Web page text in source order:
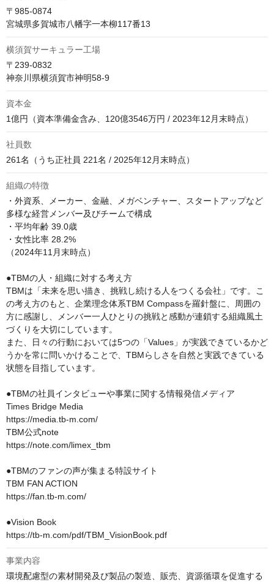
〒985-0874
宮城県多賀城市八幡字一本柳117番13
横須賀サーキュラー工場
〒239-0832
神奈川県横須賀市神明58-9
資本金
1億円（資本準備金含み、120億3546万円 / 2023年12月末時点）
社員数
261名（うち正社員 221名 / 2025年12月末時点）
組織の特徴
・外資系、メーカー、金融、メガベンチャー、スタートアップなど
多様な経営メンバー及びチームで構成
・平均年齢 39.0歳
・女性比率 28.2%
（2024年11月末時点）
●TBMの人・組織に対する考え方
TBMは「未来を思い描き、挑戦し続ける人をつくる会社」です。こ
の考え方のもと、企業理念体系TBM Compassを羅針盤に、周囲の
方に感謝し、メンバー一人ひとりの挑戦と感動が連鎖する組織風土
づくりを大切にしています。
また、日々の行動においては5つの「Values」が実践できているかど
うかを常に問いかけることで、TBMらしさを自然と実践できている
状態を目指しています。
●TBMの社員インタビューや事業に関する情報発信メディア
Times Bridge Media
https://media.tb-m.com/
TBM公式note
https://note.com/limex_tbm
●TBMのファンの声が集まる特設サイト
TBM FAN ACTION
https://fan.tb-m.com/
●Vision Book
https://tb-m.com/pdf/TBM_VisionBook.pdf
事業内容
環境配慮型の素材開発及び製品の製造、販売、資源循環を促進する